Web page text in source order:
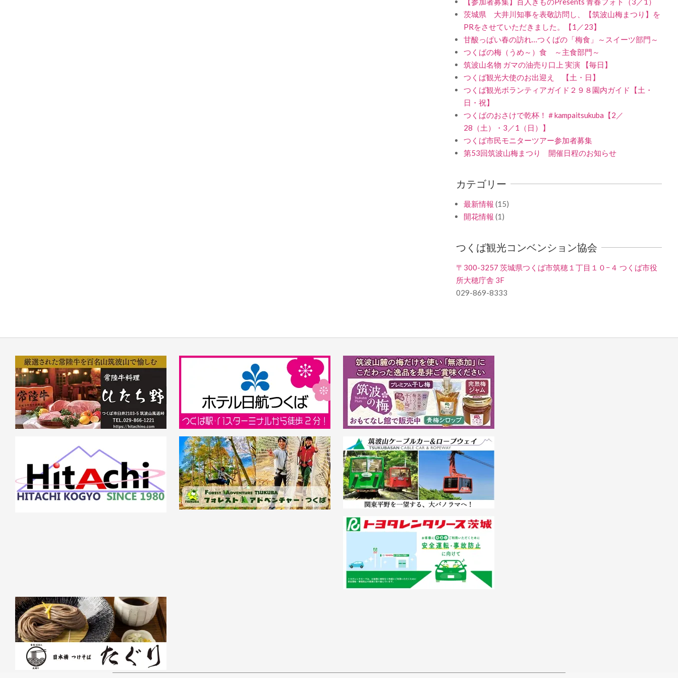
茨城県 大井川知事を表敬訪問し、【筑波山梅まつり】を
PRをさせていただきました。【1／23】
甘酸っぱい春の訪れ…つくばの「梅食」～スイーツ部門～
つくばの梅（うめ～）食 ～主食部門～
筑波山名物 ガマの油売り口上 実演 【毎日】
つくば観光大使のお出迎え 【土・日】
つくば観光ボランティアガイド２９８園内ガイド【土・
日・祝】
つくばのおさけで乾杯！＃kampaitsukuba【2／
28（土）・3／1（日）】
つくば市民モニターツアー参加者募集
第53回筑波山梅まつり 開催日程のお知らせ
カテゴリー
最新情報 (15)
開花情報 (1)
つくば観光コンベンション協会
〒300-3257 茨城県つくば市筑穂１丁目１０−４ つくば市役
所大穂庁舎 3F
029-869-8333